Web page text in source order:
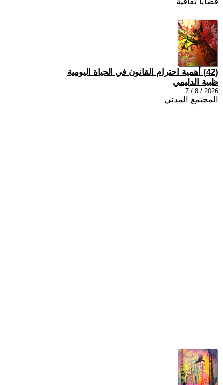
(42) أهمية احترام القانون في الحياة اليومية
ظبية الدليمي
2026 / 8 / 7
المجتمع المدني